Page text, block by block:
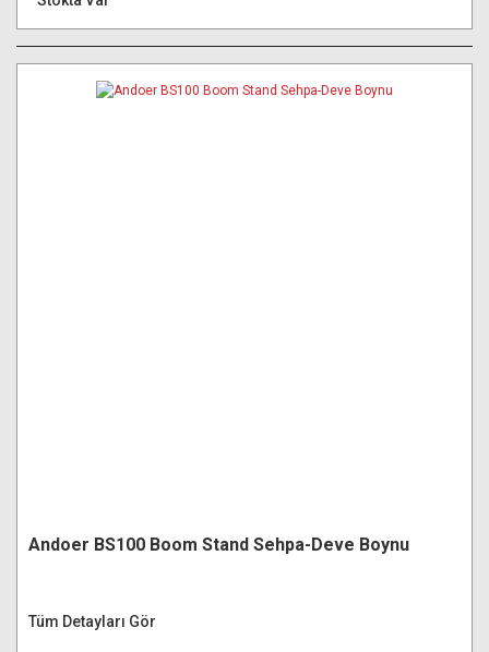
Andoer BS100 Boom Stand Sehpa-Deve Boynu
Tüm Detayları Gör